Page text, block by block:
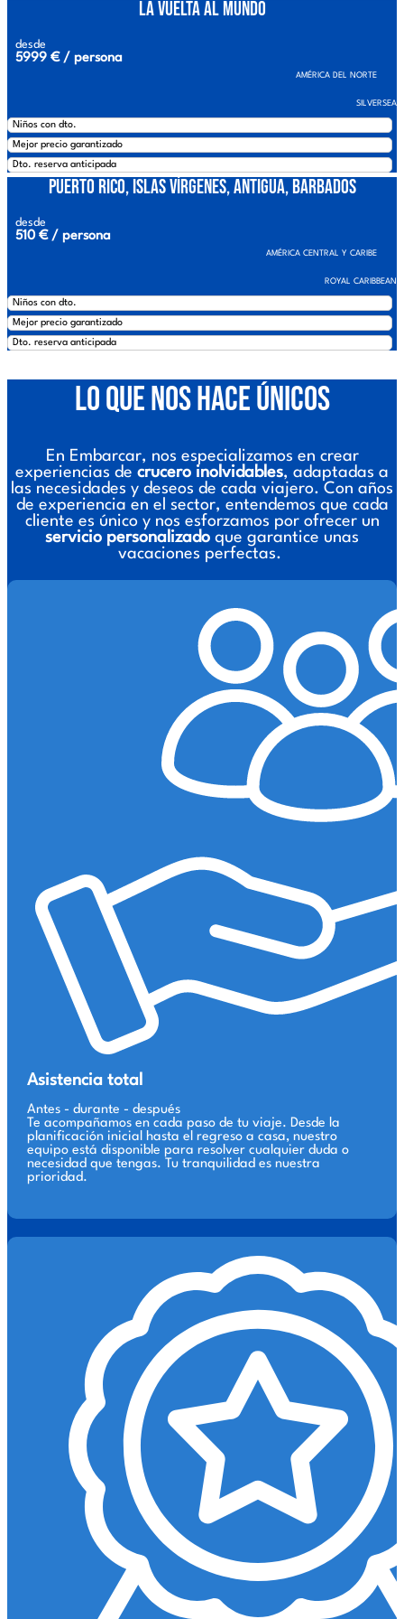
La Vuelta al Mundo
desde
5999 € / persona
AMÉRICA DEL NORTE
SILVERSEA
Niños con dto.
Mejor precio garantizado
Dto. reserva anticipada
Puerto Rico, Islas Vírgenes, Antigua, Barbados
desde
510 € / persona
AMÉRICA CENTRAL Y CARIBE
ROYAL CARIBBEAN
Niños con dto.
Mejor precio garantizado
Dto. reserva anticipada
Lo que nos hace únicos
En Embarcar, nos especializamos en crear
experiencias de crucero inolvidables, adaptadas a
las necesidades y deseos de cada viajero. Con años
de experiencia en el sector, entendemos que cada
cliente es único y nos esforzamos por ofrecer un
servicio personalizado que garantice unas
vacaciones perfectas.
Asistencia total
Antes - durante - después
Te acompañamos en cada paso de tu viaje. Desde la
planificación inicial hasta el regreso a casa, nuestro
equipo está disponible para resolver cualquier duda o
necesidad que tengas. Tu tranquilidad es nuestra
prioridad.